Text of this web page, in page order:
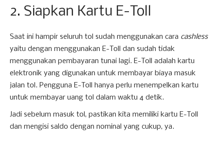
2. Siapkan Kartu E-Toll
Saat ini hampir seluruh tol sudah menggunakan cara cashless
yaitu dengan menggunakan E-Toll dan sudah tidak
menggunakan pembayaran tunai lagi. E-Toll adalah kartu
elektronik yang digunakan untuk membayar biaya masuk
jalan tol. Pengguna E-Toll hanya perlu menempelkan kartu
untuk membayar uang tol dalam waktu 4 detik.
Jadi sebelum masuk tol, pastikan kita memiliki kartu E-Toll
dan mengisi saldo dengan nominal yang cukup, ya.